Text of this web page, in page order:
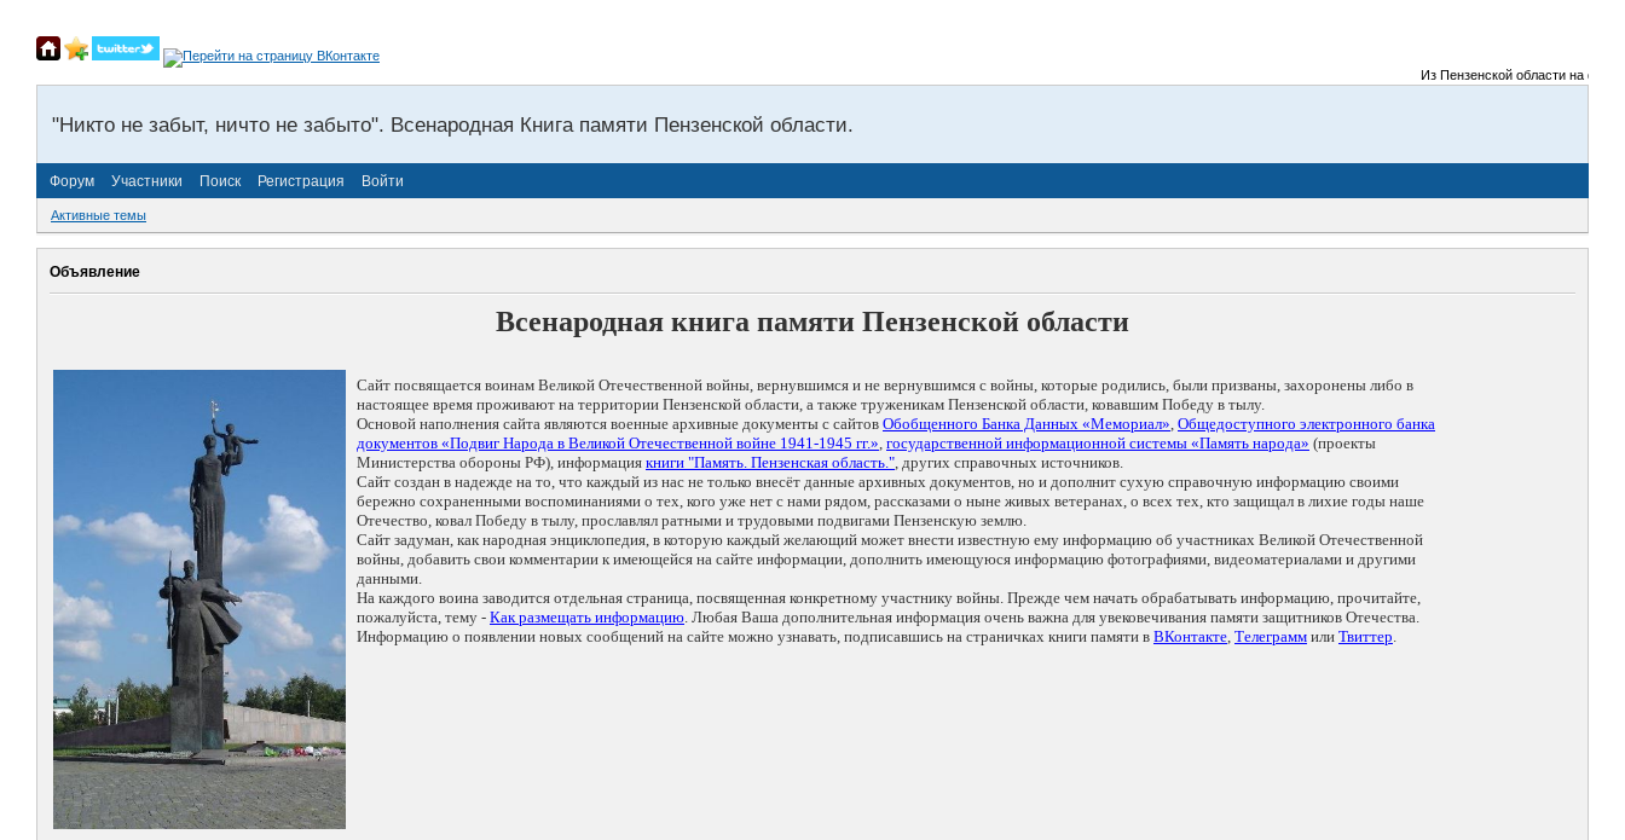
Из Пензенской области на
"Никто не забыт, ничто не забыто". Всенародная Книга памяти Пензенской области.
Форум Участники Поиск Регистрация Войти
Активные темы
Объявление
Всенародная книга памяти Пензенской области
Сайт посвящается воинам Великой Отечественной войны, вернувшимся и не вернувшимся с войны, которые родились, были призваны, захоронены либо в
настоящее время проживают на территории Пензенской области, а также труженикам Пензенской области, ковавшим Победу в тылу.
Основой наполнения сайта являются военные архивные документы с сайтов Обобщенного Банка Данных «Мемориал», Общедоступного электронного банка
документов «Подвиг Народа в Великой Отечественной войне 1941-1945 гг.», государственной информационной системы «Память народа» (проекты
Министерства обороны РФ), информация книги "Память. Пензенская область.", других справочных источников.
Сайт создан в надежде на то, что каждый из нас не только внесёт данные архивных документов, но и дополнит сухую справочную информацию своими
бережно сохраненными воспоминаниями о тех, кого уже нет с нами рядом, рассказами о ныне живых ветеранах, о всех тех, кто защищал в лихие годы наше
Отечество, ковал Победу в тылу, прославлял ратными и трудовыми подвигами Пензенскую землю.
Сайт задуман, как народная энциклопедия, в которую каждый желающий может внести известную ему информацию об участниках Великой Отечественной
войны, добавить свои комментарии к имеющейся на сайте информации, дополнить имеющуюся информацию фотографиями, видеоматериалами и другими
данными.
На каждого воина заводится отдельная страница, посвященная конкретному участнику войны. Прежде чем начать обрабатывать информацию, прочитайте,
пожалуйста, тему - Как размещать информацию. Любая Ваша дополнительная информация очень важна для увековечивания памяти защитников Отечества.
Информацию о появлении новых сообщений на сайте можно узнавать, подписавшись на страничках книги памяти в ВКонтакте, Телеграмм или Твиттер.